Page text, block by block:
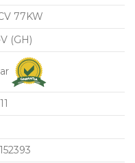
77KW
(GH)